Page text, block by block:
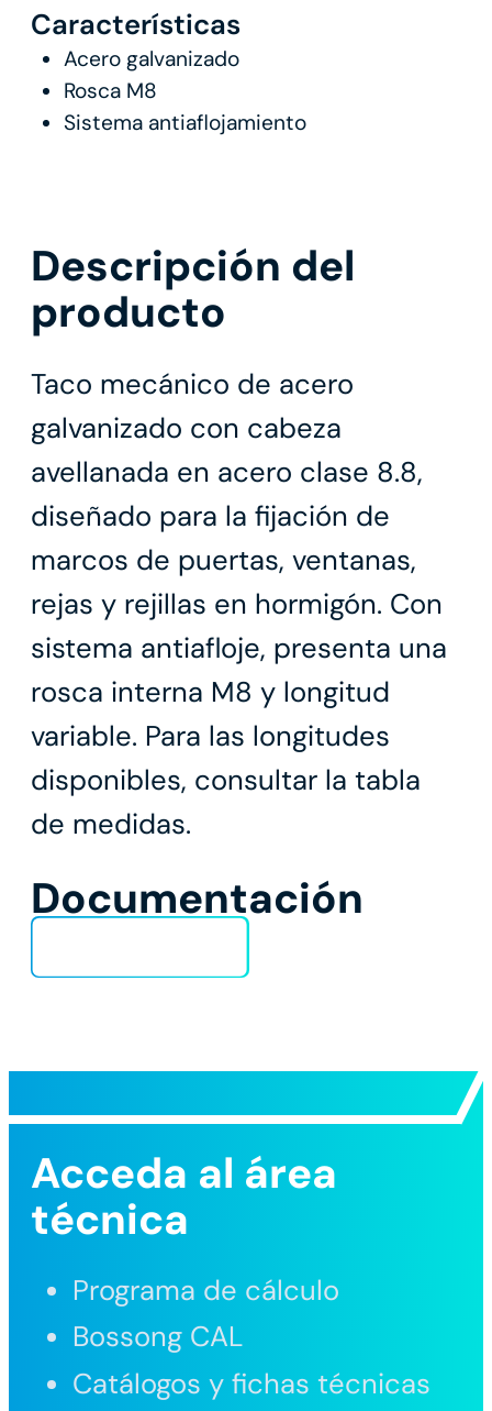
Características
Acero galvanizado
Rosca M8
Sistema antiaflojamiento
Descripción del
producto
Taco mecánico de acero
galvanizado con cabeza
avellanada en acero clase 8.8,
diseñado para la fijación de
marcos de puertas, ventanas,
rejas y rejillas en hormigón. Con
sistema antiafloje, presenta una
rosca interna M8 y longitud
variable. Para las longitudes
disponibles, consultar la tabla
de medidas.
Documentación
Acceda al área
técnica
Programa de cálculo
Bossong CAL
Catálogos y fichas técnicas